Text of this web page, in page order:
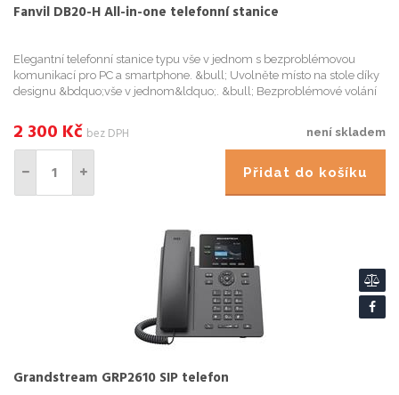
Fanvil DB20-H All-in-one telefonní stanice
Elegantní telefonní stanice typu vše v jednom s bezproblémovou
komunikací pro PC a smartphone. &bull; Uvolněte místo na stole díky
designu &bdquo;vše v jednom&ldquo;. &bull; Bezproblémové volání
není skladem
2 300 Kč bez DPH
Přidat do košíku
Grandstream GRP2610 SIP telefon